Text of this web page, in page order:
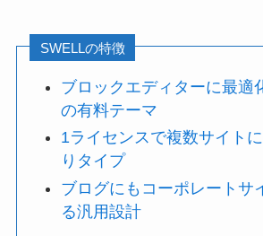
SWELLの特徴
ブロックエディターに最適
の有料テーマ
1ライセンスで複数サイト
りタイプ
ブログにもコーポレートサ
る汎用設計